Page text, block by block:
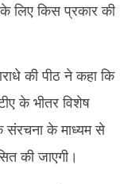
लिए किस प्रकार की
की पीठ ने कहा कि
के भीतर विशेष
संरचना के माध्यम से
की जाएगी।